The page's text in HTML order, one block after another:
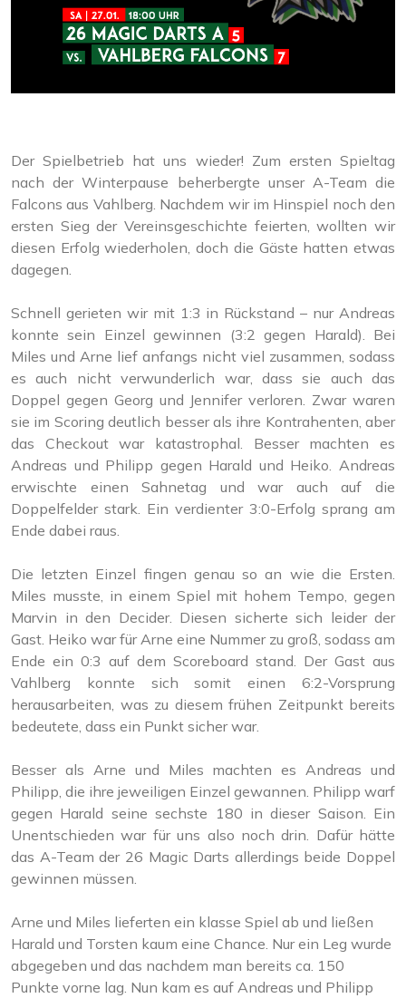
Der Spielbetrieb hat uns wieder! Zum ersten Spieltag
nach der Winterpause beherbergte unser A-Team die
Falcons aus Vahlberg. Nachdem wir im Hinspiel noch den
ersten Sieg der Vereinsgeschichte feierten, wollten wir
diesen Erfolg wiederholen, doch die Gäste hatten etwas
dagegen.
Schnell gerieten wir mit 1:3 in Rückstand – nur Andreas
konnte sein Einzel gewinnen (3:2 gegen Harald). Bei
Miles und Arne lief anfangs nicht viel zusammen, sodass
es auch nicht verwunderlich war, dass sie auch das
Doppel gegen Georg und Jennifer verloren. Zwar waren
sie im Scoring deutlich besser als ihre Kontrahenten, aber
das Checkout war katastrophal. Besser machten es
Andreas und Philipp gegen Harald und Heiko. Andreas
erwischte einen Sahnetag und war auch auf die
Doppelfelder stark. Ein verdienter 3:0-Erfolg sprang am
Ende dabei raus.
Die letzten Einzel fingen genau so an wie die Ersten.
Miles musste, in einem Spiel mit hohem Tempo, gegen
Marvin in den Decider. Diesen sicherte sich leider der
Gast. Heiko war für Arne eine Nummer zu groß, sodass am
Ende ein 0:3 auf dem Scoreboard stand. Der Gast aus
Vahlberg konnte sich somit einen 6:2-Vorsprung
herausarbeiten, was zu diesem frühen Zeitpunkt bereits
bedeutete, dass ein Punkt sicher war.
Besser als Arne und Miles machten es Andreas und
Philipp, die ihre jeweiligen Einzel gewannen. Philipp warf
gegen Harald seine sechste 180 in dieser Saison. Ein
Unentschieden war für uns also noch drin. Dafür hätte
das A-Team der 26 Magic Darts allerdings beide Doppel
gewinnen müssen.
Arne und Miles lieferten ein klasse Spiel ab und ließen
Harald und Torsten kaum eine Chance. Nur ein Leg wurde
abgegeben und das nachdem man bereits ca. 150
Punkte vorne lag. Nun kam es auf Andreas und Philipp